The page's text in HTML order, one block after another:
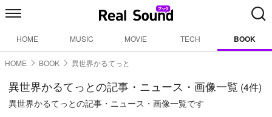
HOME MUSIC MOVIE TECH BOOK
HOME BOOK 異世界かるてっと
異世界かるてっとの記事・ニュース・画像一覧 (4件)
異世界かるてっとの記事・ニュース・画像一覧です